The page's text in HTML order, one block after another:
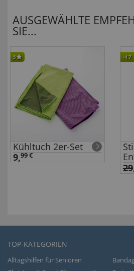
AUSGEWÄHLTE
SIE...
5
Kühltuch 2er-Set
9,99 €
-17
29
TOP-KATEGORIEN
Alltagshilfen für Senioren